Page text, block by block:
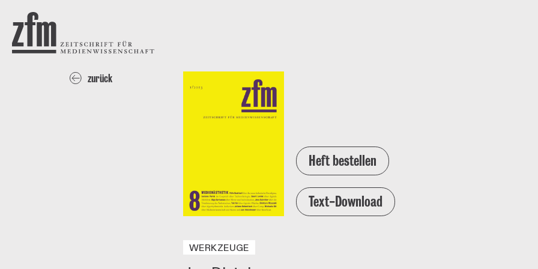
ZEITSCHRIFT FÜR
MEDIENWISSENSCHAFT
zurück
Heft bestellen
Text-Download
WERKZEUGE